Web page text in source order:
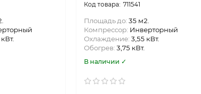
711541
Площадь до: 35 м2.
Компрессор: Инверторный
Охлаждение: 3,55 кВт.
Обогрев: 3,75 кВт.
В наличии ✓